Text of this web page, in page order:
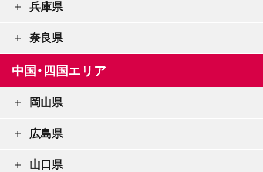
兵庫県
奈良県
中国・四国エリア
岡山県
広島県
山口県